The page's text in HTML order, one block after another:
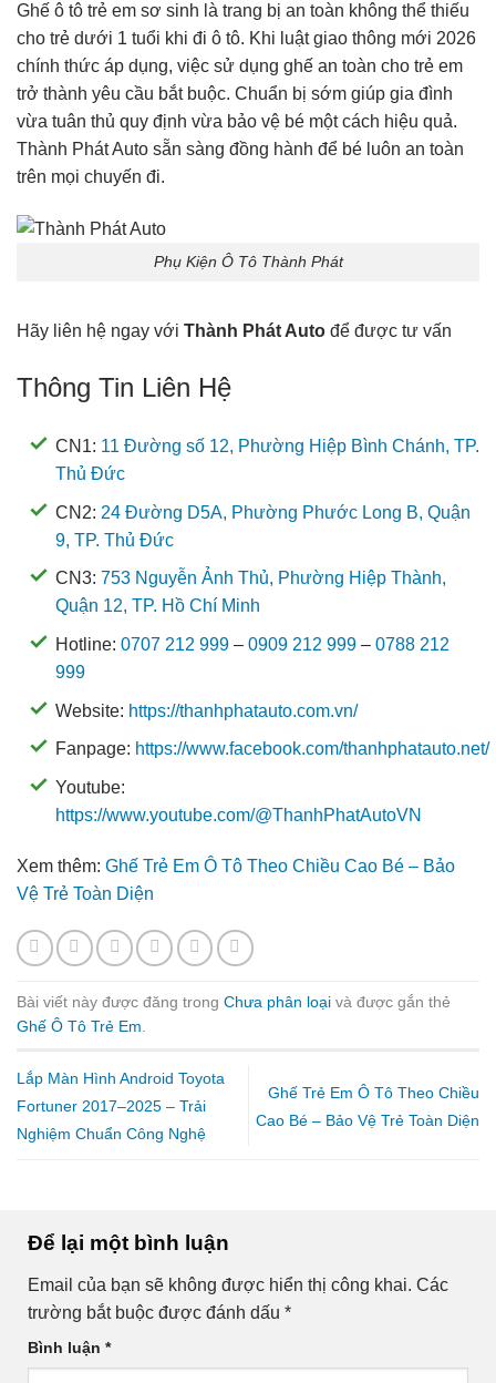
Ghế ô tô trẻ em sơ sinh là trang bị an toàn không thể thiếu
cho trẻ dưới 1 tuổi khi đi ô tô. Khi luật giao thông mới 2026
chính thức áp dụng, việc sử dụng ghế an toàn cho trẻ em
trở thành yêu cầu bắt buộc. Chuẩn bị sớm giúp gia đình
vừa tuân thủ quy định vừa bảo vệ bé một cách hiệu quả.
Thành Phát Auto sẵn sàng đồng hành để bé luôn an toàn
trên mọi chuyến đi.
Phụ Kiện Ô Tô Thành Phát
Hãy liên hệ ngay với Thành Phát Auto để được tư vấn
Thông Tin Liên Hệ
CN1: 11 Đường số 12, Phường Hiệp Bình Chánh, TP.
Thủ Đức
CN2: 24 Đường D5A, Phường Phước Long B, Quận
9, TP. Thủ Đức
CN3: 753 Nguyễn Ảnh Thủ, Phường Hiệp Thành,
Quận 12, TP. Hồ Chí Minh
Hotline: 0707 212 999 – 0909 212 999 – 0788 212
999
Website: https://thanhphatauto.com.vn/
Fanpage: https://www.facebook.com/thanhphatauto.net/
Youtube:
https://www.youtube.com/@ThanhPhatAutoVN
Xem thêm: Ghế Trẻ Em Ô Tô Theo Chiều Cao Bé – Bảo
Vệ Trẻ Toàn Diện
Bài viết này được đăng trong Chưa phân loại và được gắn thẻ
Ghế Ô Tô Trẻ Em.
Lắp Màn Hình Android Toyota
Fortuner 2017–2025 – Trải
Nghiệm Chuẩn Công Nghệ
Ghế Trẻ Em Ô Tô Theo Chiều
Cao Bé – Bảo Vệ Trẻ Toàn Diện
Để lại một bình luận
Email của bạn sẽ không được hiển thị công khai. Các
trường bắt buộc được đánh dấu *
Bình luận *